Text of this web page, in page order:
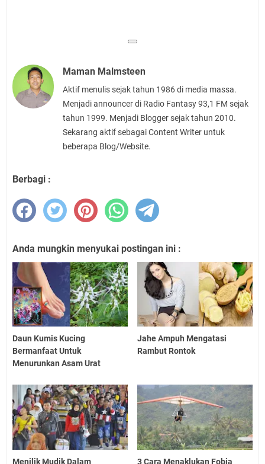
Maman Malmsteen
Aktif menulis sejak tahun 1986 di media massa.
Menjadi announcer di Radio Fantasy 93,1 FM sejak
tahun 1999. Menjadi Blogger sejak tahun 2010.
Sekarang aktif sebagai Content Writer untuk
beberapa Blog/Website.
Berbagi :
Anda mungkin menyukai postingan ini :
Daun Kumis Kucing
Bermanfaat Untuk
Menurunkan Asam Urat
Jahe Ampuh Mengatasi
Rambut Rontok
Menilik Mudik Dalam 3 Cara Menaklukan Fobia